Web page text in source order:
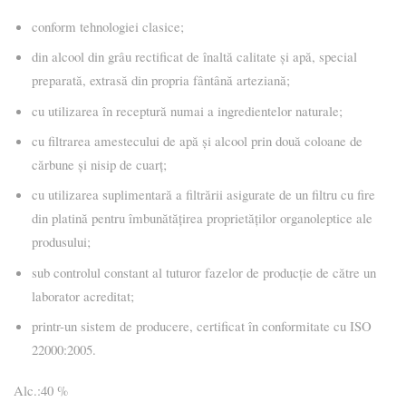
conform tehnologiei clasice;
din alcool din grâu rectificat de înaltă calitate și apă, special
preparată, extrasă din propria fântână arteziană;
cu utilizarea în receptură numai a ingredientelor naturale;
cu filtrarea amestecului de apă şi alcool prin două coloane de
cărbune și nisip de cuarț;
cu utilizarea suplimentară a filtrării asigurate de un filtru cu fire
din platină pentru îmbunătățirea proprietăților organoleptice ale
produsului;
sub controlul constant al tuturor fazelor de producție de către un
laborator acreditat;
printr-un sistem de producere, certificat în conformitate cu ISO
22000:2005.
Alc.:40 %